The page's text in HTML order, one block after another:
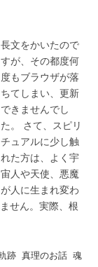
長文をかいたので
すが、その都度何
度もブラウザが落
ちてしまい、更新
できませんでし
た。 さて、スピリ
チュアルに少し触
れた方は、よく宇
宙人や天使、悪魔
が人に生まれ変わ
せん。実際、根
跡 真理のお話 魂